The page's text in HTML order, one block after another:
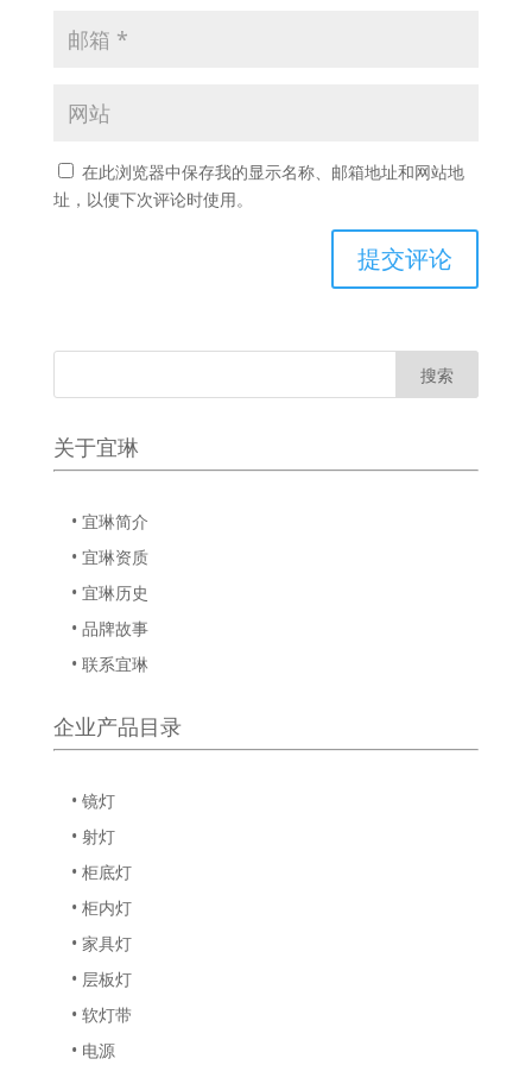
在此浏览器中保存我的显示名称、邮箱地址和网站地
址，以便下次评论时使用。
关于宜琳
• 宜琳简介
• 宜琳资质
• 宜琳历史
• 品牌故事
• 联系宜琳
企业产品目录
• 镜灯
• 射灯
• 柜底灯
• 柜内灯
• 家具灯
• 层板灯
• 软灯带
• 电源